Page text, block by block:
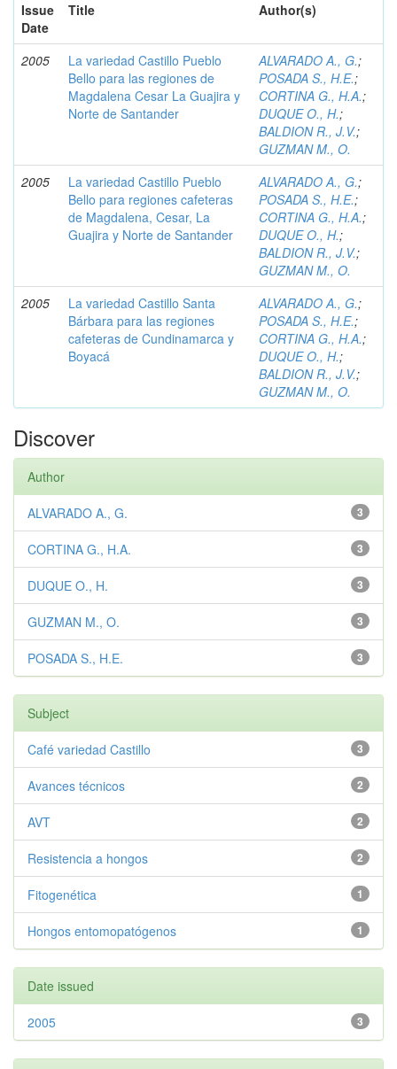
Issue
Date
Title Author(s)
2005
La variedad Castillo Pueblo
Bello para las regiones de
Magdalena Cesar La Guajira y
Norte de Santander
ALVARADO A., G.;
POSADA S., H.E.;
CORTINA G., H.A.;
DUQUE O., H.;
BALDION R., J.V.;
GUZMAN M., O.
2005
La variedad Castillo Pueblo
Bello para regiones cafeteras
de Magdalena, Cesar, La
Guajira y Norte de Santander
ALVARADO A., G.;
POSADA S., H.E.;
CORTINA G., H.A.;
DUQUE O., H.;
BALDION R., J.V.;
GUZMAN M., O.
2005
La variedad Castillo Santa
Bárbara para las regiones
cafeteras de Cundinamarca y
Boyacá
ALVARADO A., G.;
POSADA S., H.E.;
CORTINA G., H.A.;
DUQUE O., H.;
BALDION R., J.V.;
GUZMAN M., O.
Discover
Author
3
ALVARADO A., G.
3
CORTINA G., H.A.
3
DUQUE O., H.
3
GUZMAN M., O.
3
POSADA S., H.E.
Subject
3
Café variedad Castillo
2
Avances técnicos
2
AVT
2
Resistencia a hongos
1
Fitogenética
1
Hongos entomopatógenos
Date issued
3
2005